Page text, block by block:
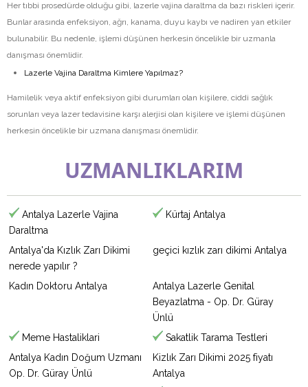
Her tıbbi prosedürde olduğu gibi, lazerle vajina daraltma da bazı riskleri içerir.
Bunlar arasında enfeksiyon, ağrı, kanama, duyu kaybı ve nadiren yan etkiler
bulunabilir. Bu nedenle, işlemi düşünen herkesin öncelikle bir uzmanla
danışması önemlidir.
Lazerle Vajina Daraltma Kimlere Yapılmaz?
Hamilelik veya aktif enfeksiyon gibi durumları olan kişilere, ciddi sağlık
sorunları veya lazer tedavisine karşı alerjisi olan kişilere ve işlemi düşünen
herkesin öncelikle bir uzmana danışması önemlidir.
UZMANLIKLARIM
Antalya Lazerle Vajina
Daraltma
Kürtaj Antalya
Antalya'da Kızlık Zarı Dikimi
nerede yapılır ?
geçici kızlık zarı dikimi Antalya
Kadın Doktoru Antalya
Antalya Lazerle Genital
Beyazlatma - Op. Dr. Güray
Ünlü
Meme Hastaliklari
Sakatlik Tarama Testleri
Antalya Kadın Doğum Uzmanı
Op. Dr. Güray Ünlü
Kizlık Zarı Dikimi 2025 fiyatı
Antalya